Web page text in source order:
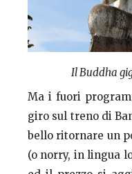
Il Buddha
Ma i fuori
giro sul treno di
bello ritornare un
(o norry, in lingua